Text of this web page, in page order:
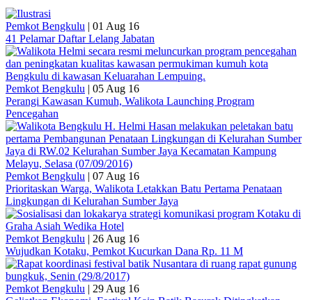
Pemkot Bengkulu | 01 Aug 16
41 Pelamar Daftar Lelang Jabatan
Pemkot Bengkulu | 05 Aug 16
Perangi Kawasan Kumuh, Walikota Launching Program
Pencegahan
Pemkot Bengkulu | 07 Aug 16
Prioritaskan Warga, Walikota Letakkan Batu Pertama Penataan
Lingkungan di Kelurahan Sumber Jaya
Pemkot Bengkulu | 26 Aug 16
Wujudkan Kotaku, Pemkot Kucurkan Dana Rp. 11 M
Pemkot Bengkulu | 29 Aug 16